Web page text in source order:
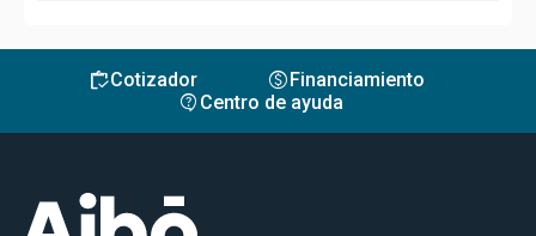
inventoryCotizador monetization_onFinanciamiento
contact_support Centro de ayuda